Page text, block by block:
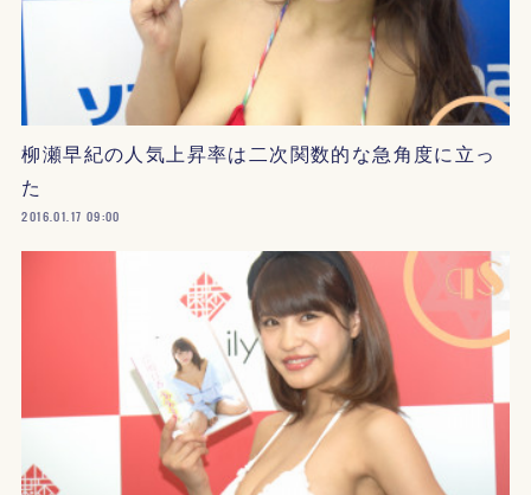
柳瀬早紀の人気上昇率は二次関数的な急角度に立っ
た
2016.01.17 09:00